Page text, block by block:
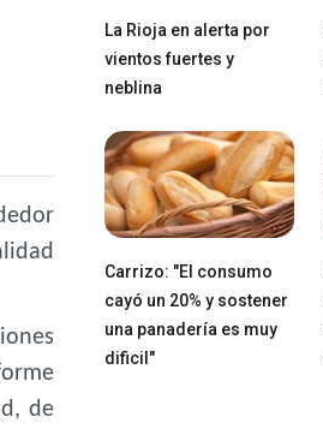
de
La Rioja en alerta por
vientos fuertes y
neblina
Carrizo: "El consumo
cayó un 20% y sostener
una panadería es muy
dificil"